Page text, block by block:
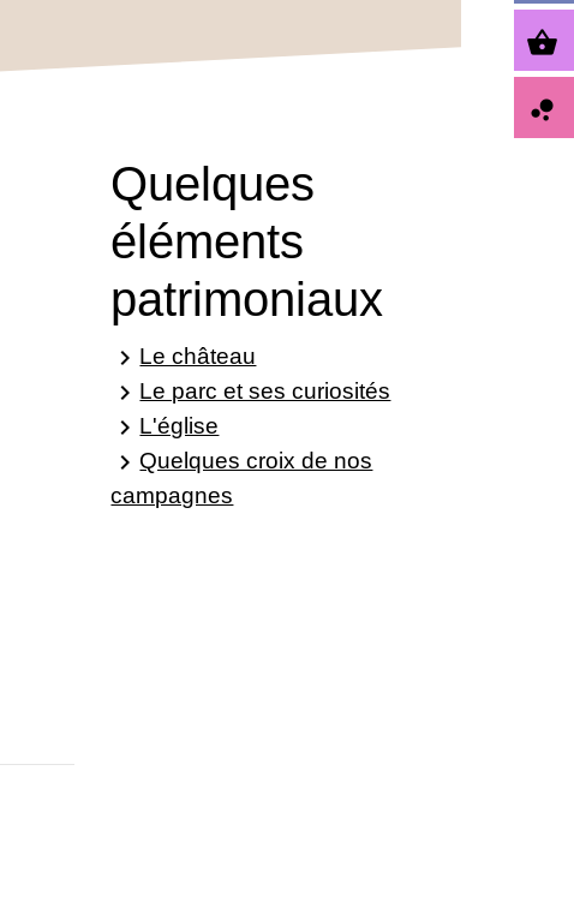
Quelques
éléments
patrimoniaux
keyboard_arrow_right Le château
keyboard_arrow_right Le parc et ses curiosités
keyboard_arrow_right L'église
keyboard_arrow_right Quelques croix de nos
campagnes
shopping_basket
bubble_chart